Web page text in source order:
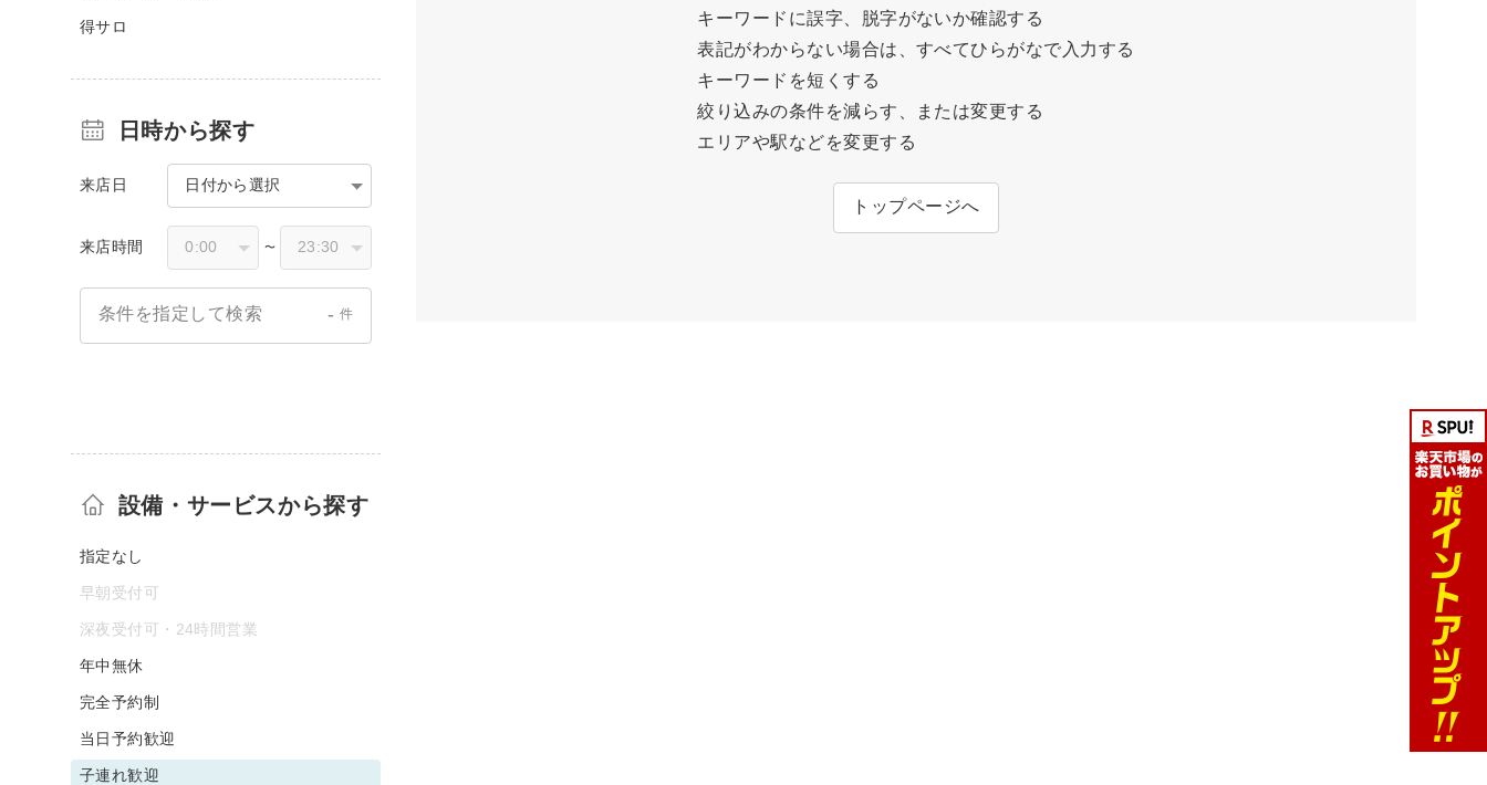
キーワードに誤字、脱字がないか確認する
表記がわからない場合は、すべてひらがなで入力する
キーワードを短くする
絞り込みの条件を減らす、または変更する
エリアや駅などを変更する
トップページへ
得サロ
日時から探す
来店日 日付から選択
来店時間 〜
条件を指定して検索 - 件
設備・サービスから探す
指定なし
早朝受付可
深夜受付可・24時間営業
年中無休
完全予約制
当日予約歓迎
子連れ歓迎